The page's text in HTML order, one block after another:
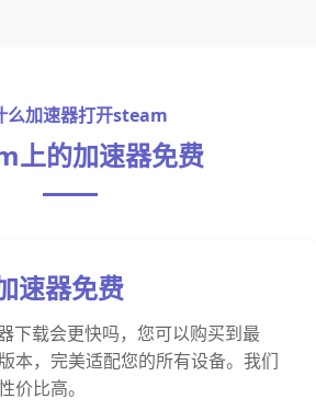
么加速器打开steam
上的加速器免费
速器免费
下载会更快吗，您可以购买到最
本，完美适配您的所有设备。我们
价比高。